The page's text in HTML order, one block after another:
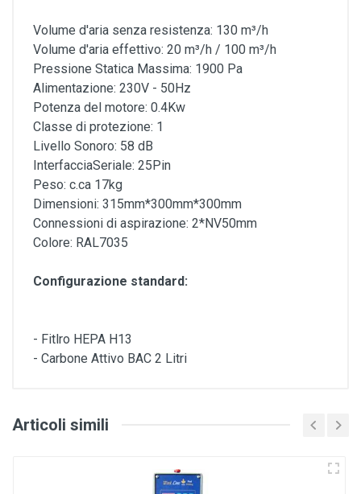
Volume d'aria senza resistenza: 130 m³/h
Volume d'aria effettivo: 20 m³/h / 100 m³/h
Pressione Statica Massima: 1900 Pa
Alimentazione: 230V - 50Hz
Potenza del motore: 0.4Kw
Classe di protezione: 1
Livello Sonoro: 58 dB
InterfacciaSeriale: 25Pin
Peso: c.ca 17kg
Dimensioni: 315mm*300mm*300mm
Connessioni di aspirazione: 2*NV50mm
Colore: RAL7035
Configurazione standard:
- Fitlro HEPA H13
- Carbone Attivo BAC 2 Litri
Articoli simili